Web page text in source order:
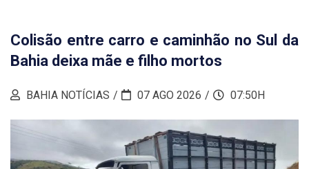
Colisão entre carro e caminhão no Sul da
Bahia deixa mãe e filho mortos
BAHIA NOTÍCIAS 07 AGO 2026 07:50H